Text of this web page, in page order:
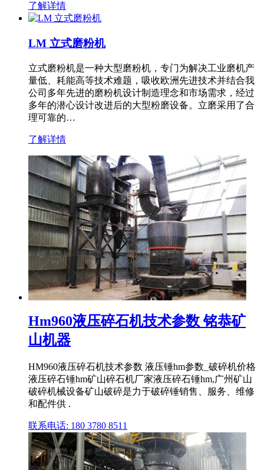
了解详情
LM 立式磨粉机
立式磨粉机是一种大型磨粉机，专门为解决工业磨机产
量低、耗能高等技术难题，吸收欧洲先进技术并结合我
公司多年先进的磨粉机设计制造理念和市场需求，经过
多年的潜心设计改进后的大型粉磨设备。立磨采用了合
理可靠的…
了解详情
Hm960液压碎石机技术参数 铭恭矿
山机器
HM960液压碎石机技术参数 液压锤hm参数_破碎机价格
液压碎石锤hm矿山碎石机厂家液压碎石锤hm,广州矿山
破碎机械设备矿山破碎是力于破碎锤销售、服务、维修
和配件供 .
联系电话: 180 3780 8511